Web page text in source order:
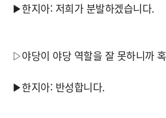
▶한지아: 저희가 분발하겠습니다.
▷야당이 야당 역할을 잘 못하니까
▶한지아: 반성합니다.